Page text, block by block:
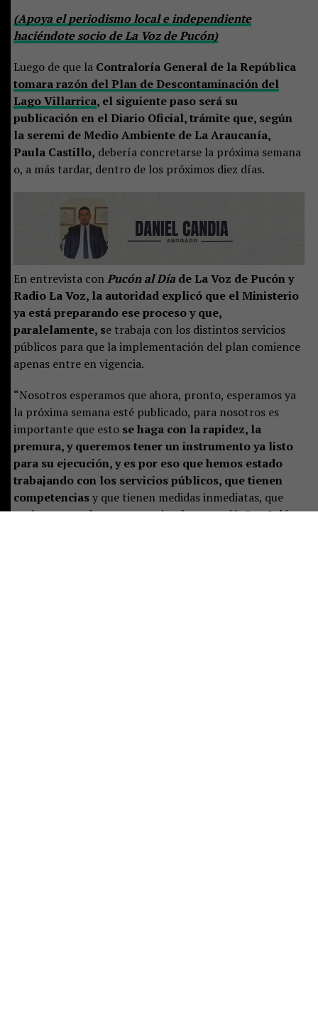
(Apoya el periodismo local e independiente
haciéndote socio de La Voz de Pucón)
Luego de que la Contraloría General de la República
tomara razón del Plan de Descontaminación del
Lago Villarrica, el siguiente paso será su
publicación en el Diario Oficial, trámite que, según
la seremi de Medio Ambiente de La Araucanía,
Paula Castillo, debería concretarse la próxima semana
o, a más tardar, dentro de los próximos diez días.
En entrevista conPucón al Díade La Voz de Pucón y
Radio La Voz, la autoridad explicó que el Ministerio
ya está preparando ese proceso y que,
paralelamente, se trabaja con los distintos servicios
públicos para que la implementación del plan comience
apenas entre en vigencia.
“Nosotros esperamos que ahora, pronto, esperamos ya
la próxima semana esté publicado, para nosotros es
importante que esto se haga con la rapidez, la
premura, y queremos tener un instrumento ya listo
para su ejecución, y es por eso que hemos estado
trabajando con los servicios públicos, que tienen
competenciasy que tienen medidas inmediatas, que
estén preparados para ya su implementación”, señaló.